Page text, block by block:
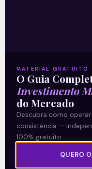
28/05/2021
MATERIAL GRATUITO
O Guia
Investimento
do Mercado
Descubra como
consistência —
100% gratuito.
QUERO